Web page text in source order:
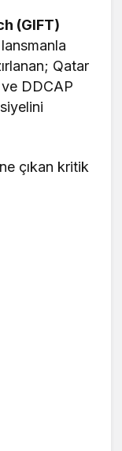
(GIFT)
Qatar
DDCAP
çıkan kritik